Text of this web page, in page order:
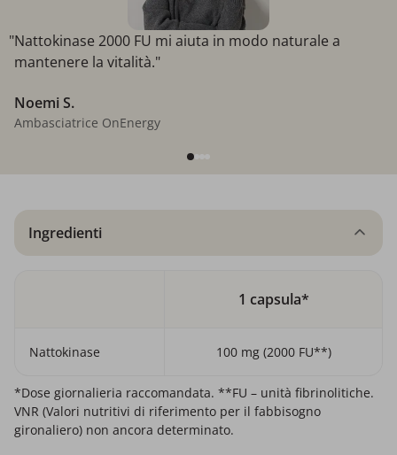
"Nattokinase 2000 FU mi aiuta in modo naturale a
mantenere la vitalità."
Noemi S.
Ambasciatrice OnEnergy
Ingredienti
1 capsula*
Nattokinase 100 mg (2000 FU**)
*Dose giornalieria raccomandata. **FU – unità fibrinolitiche.
VNR (Valori nutritivi di riferimento per il fabbisogno
gironaliero) non ancora determinato.